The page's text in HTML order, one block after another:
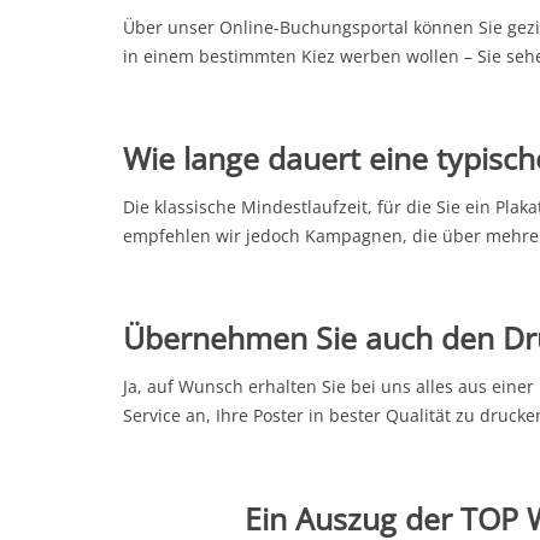
Über unser Online-Buchungsportal können Sie
in einem bestimmten Kiez werben wollen – Sie
Wie lange dauert eine
Die klassische Mindestlaufzeit, für die Sie ein
empfehlen wir jedoch Kampagnen, die über
Übernehmen Sie auch den
Ja, auf Wunsch erhalten Sie bei uns alles aus
Service an, Ihre Poster in bester Qualität zu
Ein Auszug der